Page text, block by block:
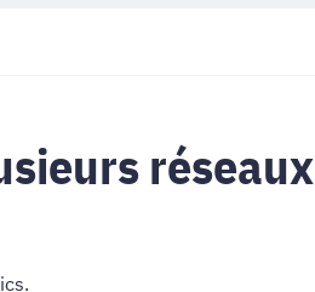
réseaux